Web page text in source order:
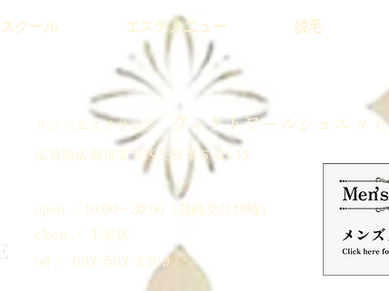
スクール エステメニュー 脱毛
​リンパエステサロン ヴィクトワールシュエット
広島県広島市安芸区矢野東６-23-15
close ／ 不定休
open ／10:00～20:00（最終受付18時）
tel ／ 082-562-2209